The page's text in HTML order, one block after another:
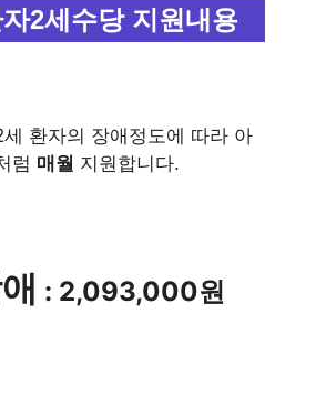
2세수당 지원내용
환자의 장애정도에 따라 아
럼 매월 지원합니다.
: 2,093,000원